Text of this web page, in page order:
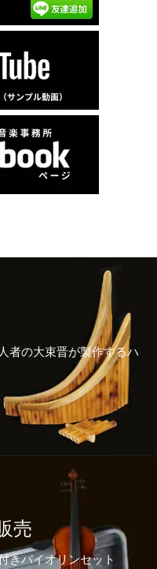
者の大束晋が製作するハ
売
きバイオリンセット